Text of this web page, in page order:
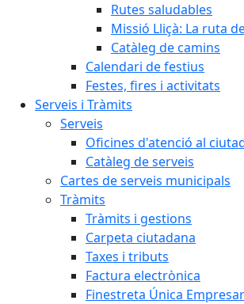
Rutes saludables
Missió Lliçà: La ruta
Catàleg de camins
Calendari de festius
Festes, fires i activitats
Serveis i Tràmits
Serveis
Oficines d'atenció al
Catàleg de serveis
Cartes de serveis municipals
Tràmits
Tràmits i gestions
Carpeta ciutadana
Taxes i tributs
Factura electrònica
Finestreta Única